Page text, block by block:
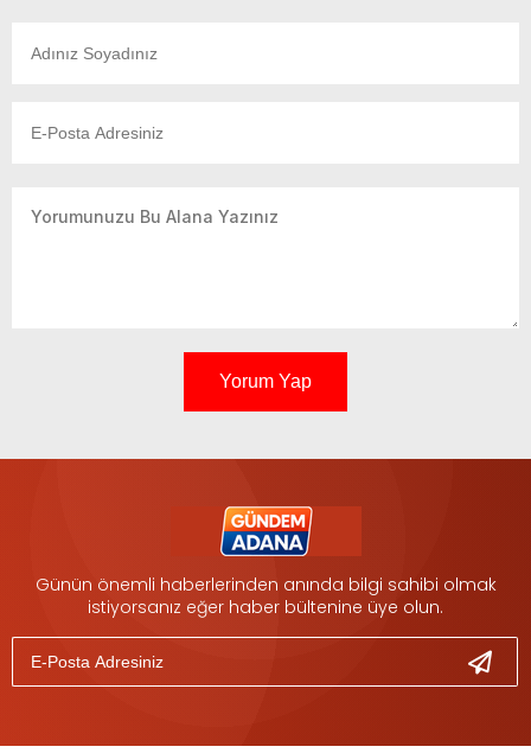
Yorum Yap
Günün önemli haberlerinden anında bilgi sahibi olmak
istiyorsanız eğer haber bültenine üye olun.